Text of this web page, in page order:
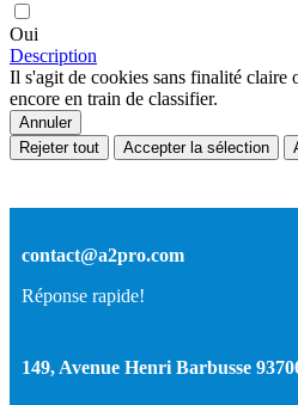
Oui
Description
Il s'agit de cookies sans finalité claire
encore en train de classifier.
Annuler
Rejeter tout
Accepter la sélection
contact@a2pro.com
Réponse rapide!
149, Avenue Henri Barbusse